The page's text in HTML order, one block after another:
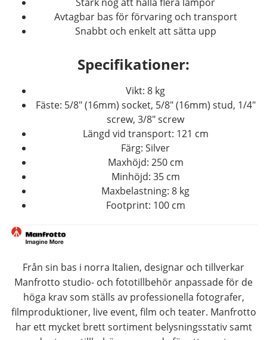
Avtagbar bas för förvaring och transport
Snabbt och enkelt att sätta upp
Specifikationer:
Vikt: 8 kg
Fäste: 5/8″ (16mm) socket, 5/8″ (16mm) stud, 1/4″
screw, 3/8″ screw
Längd vid transport: 121 cm
Färg: Silver
Maxhöjd: 250 cm
Minhöjd: 35 cm
Maxbelastning: 8 kg
Footprint: 100 cm
Från sin bas i norra Italien, designar och tillverkar
Manfrotto studio- och fototillbehör anpassade för de
höga krav som ställs av professionella fotografer,
filmproduktioner, live event, film och teater. Manfrotto
har ett mycket brett sortiment belysningsstativ samt